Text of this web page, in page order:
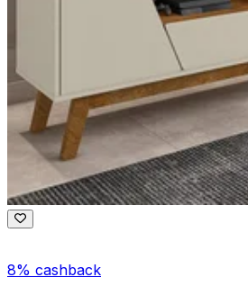
8% cashback